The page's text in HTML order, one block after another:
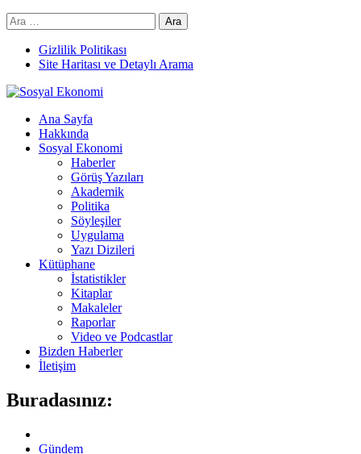
Arama:
Gizlilik Politikası
Site Haritası ve Detaylı Arama
Ana Sayfa
Hakkında
Sosyal Ekonomi
Haberler
Görüş Yazıları
Akademik
Politika
Söyleşiler
Uygulama
Yazı Dizileri
Kütüphane
İstatistikler
Kitaplar
Makaleler
Raporlar
Video ve Podcastlar
Bizden Haberler
İletişim
Buradasınız:
Gündem